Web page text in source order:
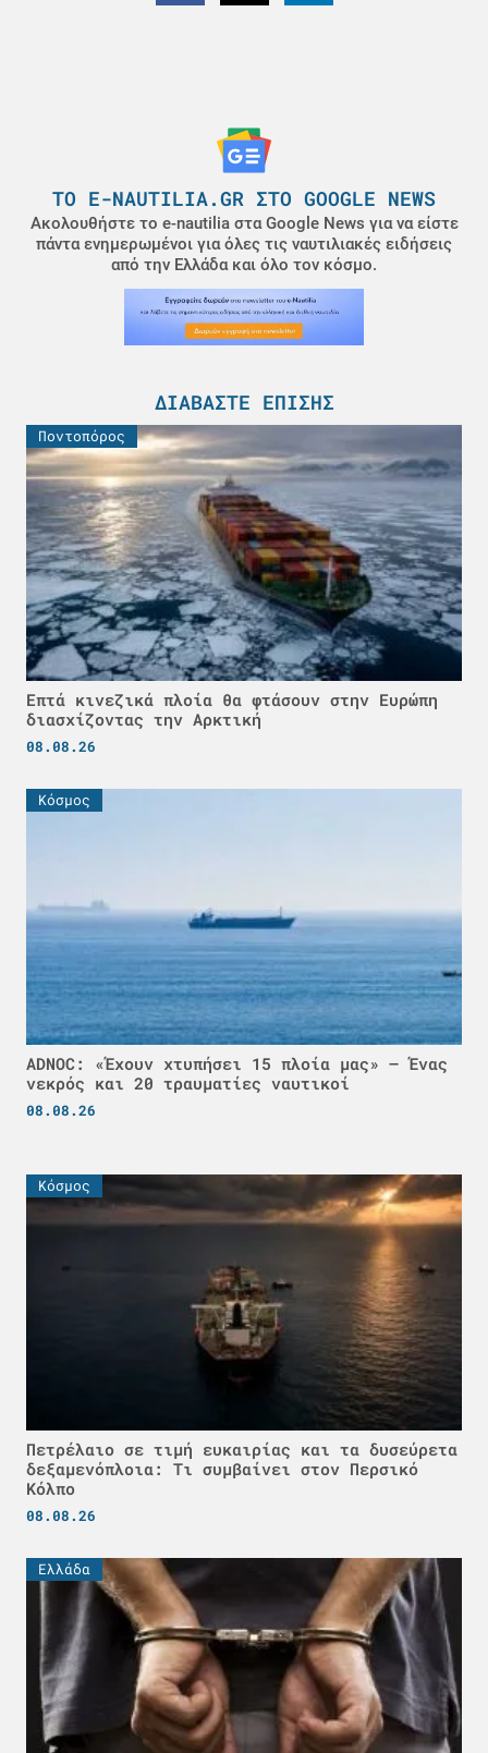
ΤΟ E-NAUTILIA.GR ΣΤΟ GOOGLE NEWS
Ακολουθήστε το e-nautilia στα Google News για να είστε
πάντα ενημερωμένοι για όλες τις ναυτιλιακές ειδήσεις
από την Ελλάδα και όλο τον κόσμο.
ΔΙΑΒΆΣΤΕ ΕΠΊΣΗΣ
Ποντοπόρος
Επτά κινεζικά πλοία θα φτάσουν στην Ευρώπη
διασχίζοντας την Αρκτική
08.08.26
Κόσμος
ADNOC: «Έχουν χτυπήσει 15 πλοία μας» – Ένας
νεκρός και 20 τραυματίες ναυτικοί
08.08.26
Κόσμος
Πετρέλαιο σε τιμή ευκαιρίας και τα δυσεύρετα
δεξαμενόπλοια: Τι συμβαίνει στον Περσικό
Κόλπο
08.08.26
Ελλάδα